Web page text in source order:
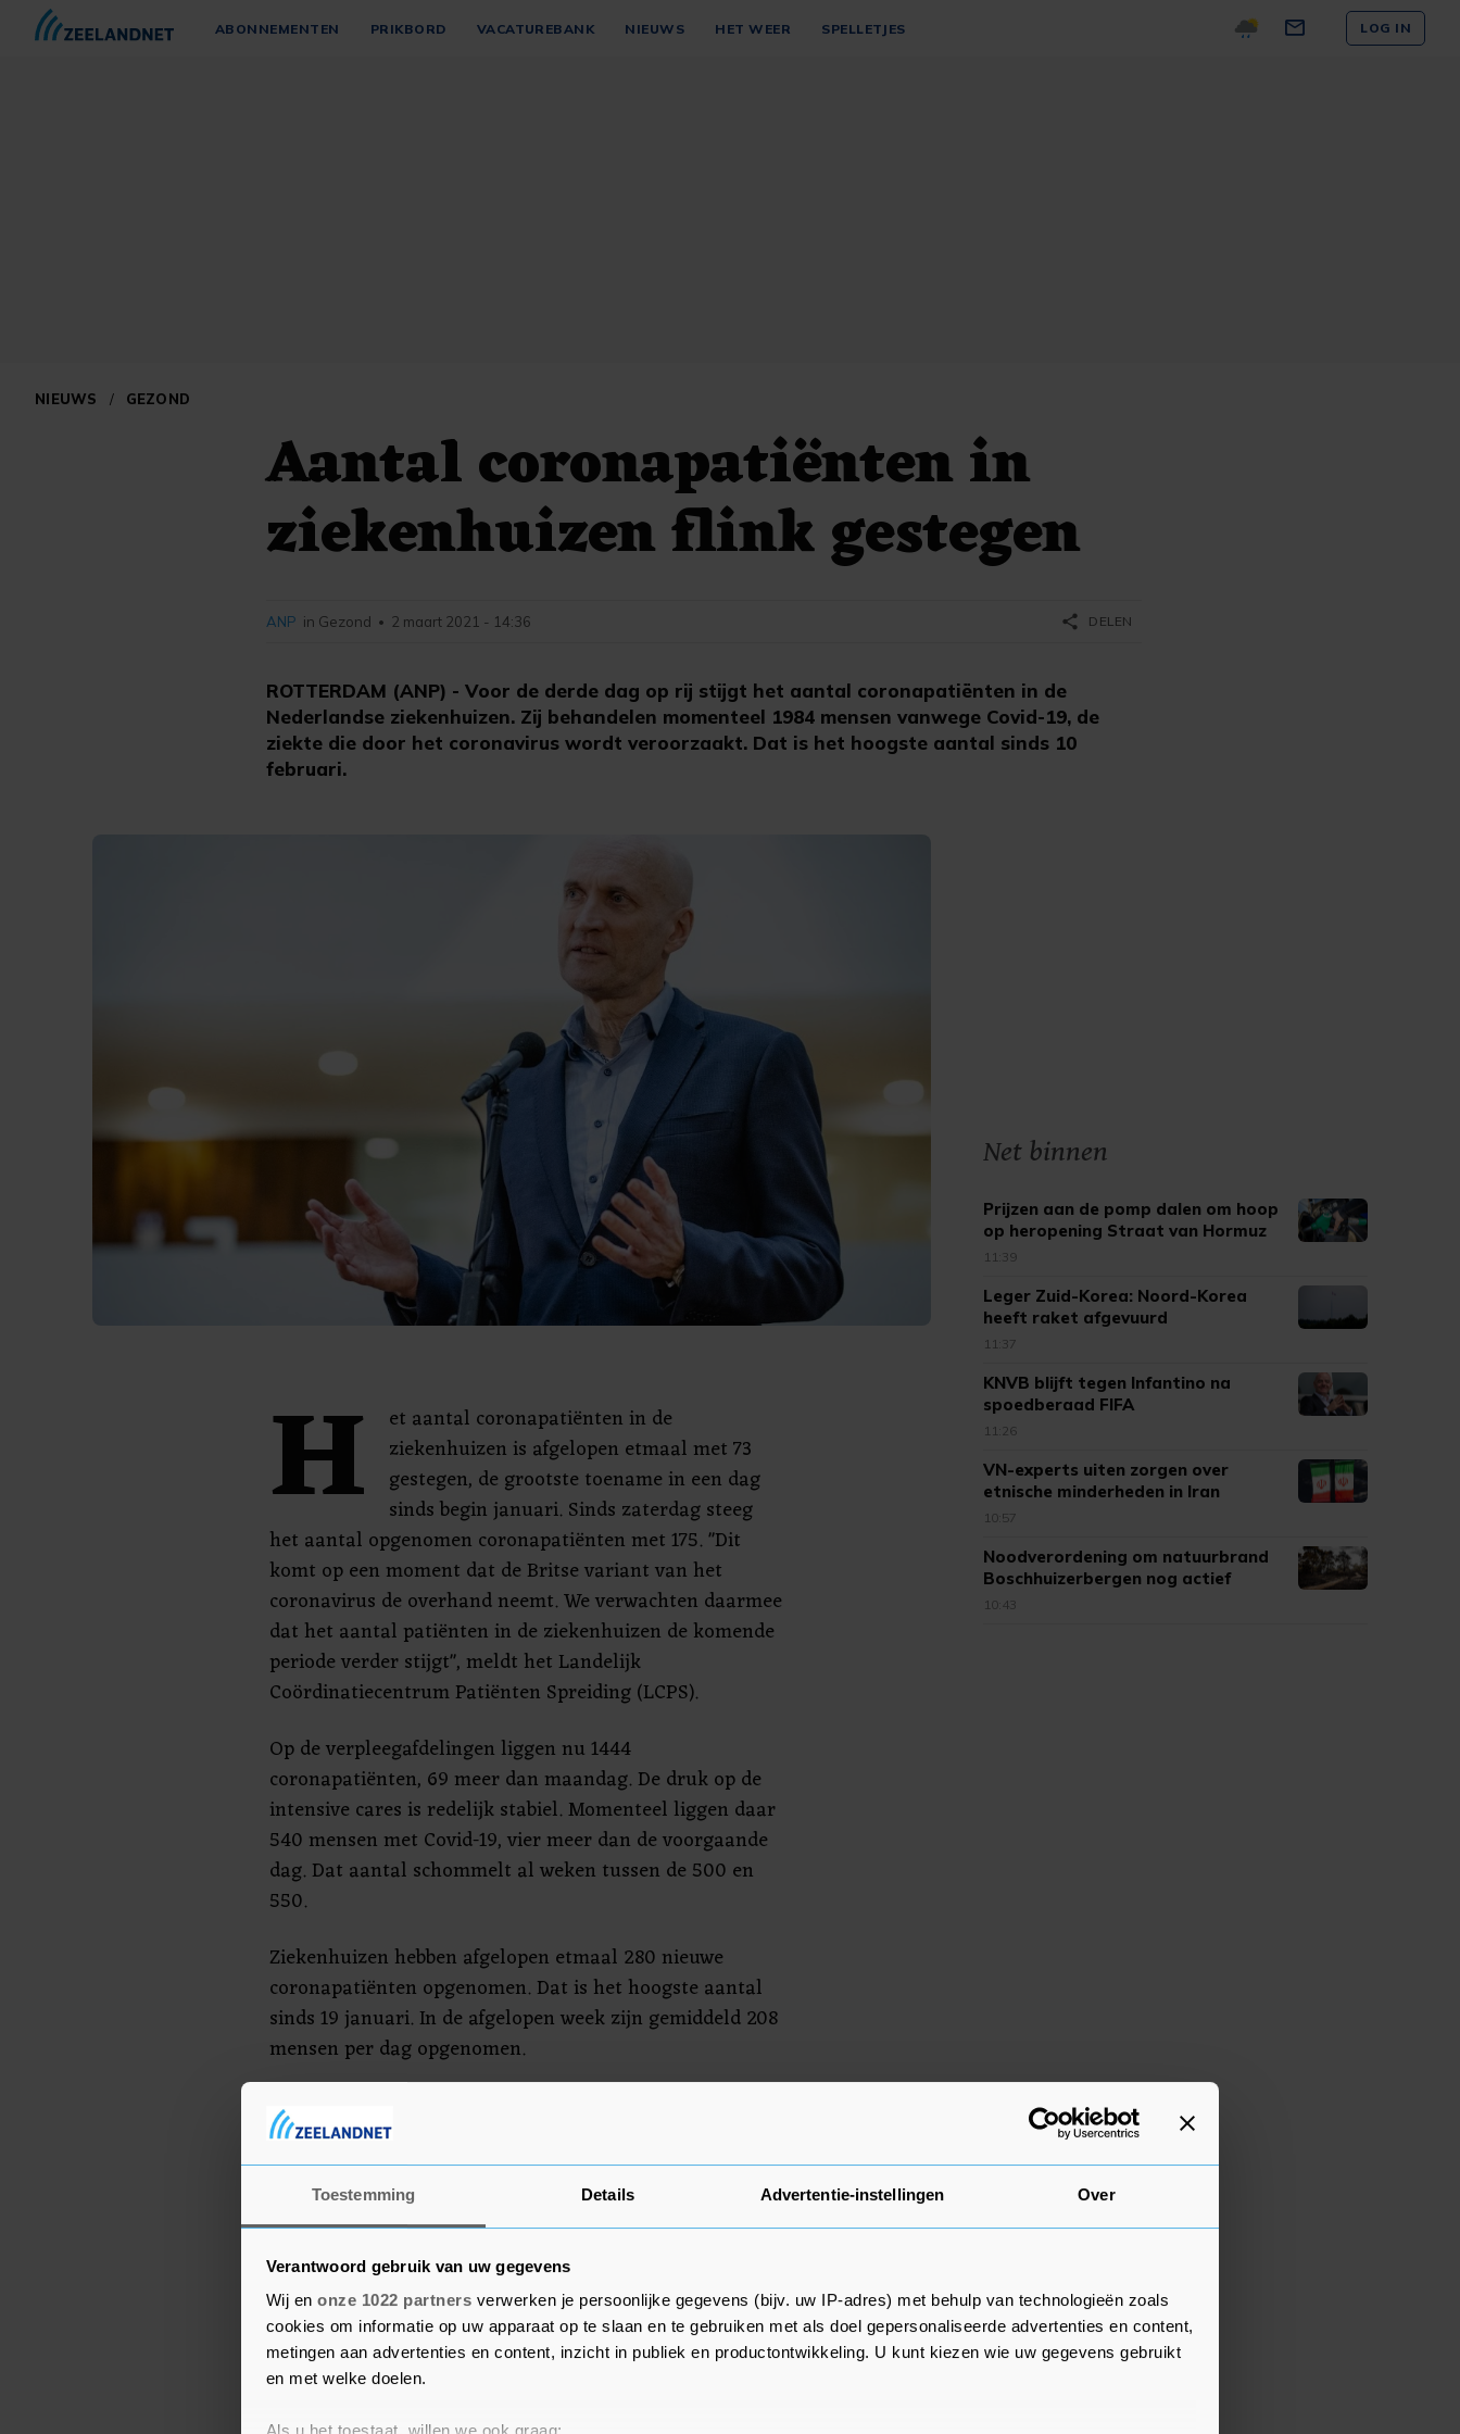
Toestemming Details Advertentie-instellingen Over
Verantwoord gebruik van uw gegevens
Wij en onze 1022 partners verwerken je persoonlijke gegevens (bijv. uw IP-adres) met behulp van technologieën zoals
cookies om informatie op uw apparaat op te slaan en te gebruiken met als doel gepersonaliseerde advertenties en content,
metingen aan advertenties en content, inzicht in publiek en productontwikkeling. U kunt kiezen wie uw gegevens gebruikt
en met welke doelen.
ABONNEMENTEN PRIKBORD VACATUREBANK NIEUWS HET WEER SPELLETJES LOG IN
NIEUWS / GEZOND
Aantal coronapatiënten in
ziekenhuizen flink gestegen
ROTTERDAM (ANP) - Voor de derde dag op rij stijgt het aantal coronapatiënten in de
Nederlandse ziekenhuizen. Zij behandelen momenteel 1984 mensen vanwege Covid-19, de
ziekte die door het coronavirus wordt veroorzaakt. Dat is het hoogste aantal sinds 10
februari.
ANP in Gezond • 2 maart 2021 - 14:36 share DELEN
H
et aantal coronapatiënten in de
ziekenhuizen is afgelopen etmaal met 73
gestegen, de grootste toename in een dag
sinds begin januari. Sinds zaterdag steeg
het aantal opgenomen coronapatiënten met 175. "Dit
komt op een moment dat de Britse variant van het
coronavirus de overhand neemt. We verwachten daarmee
dat het aantal patiënten in de ziekenhuizen de komende
periode verder stijgt", meldt het Landelijk
Coördinatiecentrum Patiënten Spreiding (LCPS).
Op de verpleegafdelingen liggen nu 1444
coronapatiënten, 69 meer dan maandag. De druk op de
intensive cares is redelijk stabiel. Momenteel liggen daar
540 mensen met Covid-19, vier meer dan de voorgaande
dag. Dat aantal schommelt al weken tussen de 500 en
550.
Ziekenhuizen hebben afgelopen etmaal 280 nieuwe
coronapatiënten opgenomen. Dat is het hoogste aantal
sinds 19 januari. In de afgelopen week zijn gemiddeld 208
mensen per dag opgenomen.
Nog 2264 bedden beschikbaar
Tegenover die opnames staat dat afgelopen etmaal 207
coronabedden zijn vrijgekomen. Hoeveel van deze
patiënten zijn opgeknapt en hoeveel zijn overleden, is
niet bekend.
In totaal behandelen ziekenhuizen nu meer dan 14.500
opgenomen mensen, duizend meer dan op maandag. Dit
zijn zowel coronapatiënten als mensen met andere
Net binnen
Prijzen aan de pomp dalen om hoop
op heropening Straat van Hormuz
11:39
Leger Zuid-Korea: Noord-Korea
heeft raket afgevuurd
11:37
KNVB blijft tegen Infantino na
spoedberaad FIFA
11:26
VN-experts uiten zorgen over
etnische minderheden in Iran
10:57
Noodverordening om natuurbrand
Boschhuizerbergen nog actief
10:43